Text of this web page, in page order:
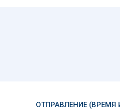
ОТПРАВЛЕНИЕ (ВРЕМЯ